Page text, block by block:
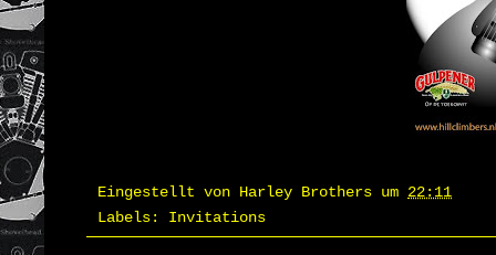
Eingestellt von Harley Brothers um 22:11
Labels: Invitations